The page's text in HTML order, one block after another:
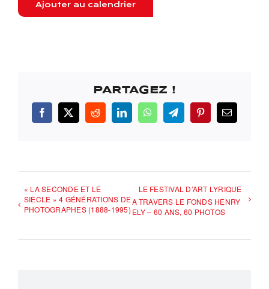
Ajouter au calendrier
PARTAGEZ !
Facebook
X RedditLinkedInWhatsAppTelegramPinterestEmail
« LA SECONDE ET LE
SIÈCLE » 4 GÉNÉRATIONS DE
PHOTOGRAPHES (1888-1995)
LE FESTIVAL D’ART LYRIQUE
A TRAVERS LE FONDS HENRY
ELY – 60 ANS, 60 PHOTOS